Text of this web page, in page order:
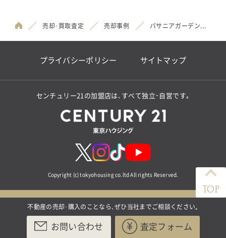
売却･買取査定 売却事例 パサニアガーデン...
プライバシーポリシー サイトマップ
センチュリー21の加盟店は､すべて独立･自営です｡
Copyright (c) tokyohousing co.ltd All rights Reserved.
不動産の売却･購入のことなら､ぜひ当社までご相談ください｡
TOP
お問い合わせ 査定フォーム